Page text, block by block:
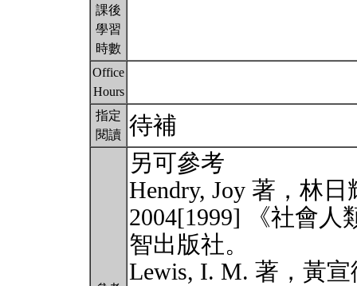
課後
學習
時數
Office
Hours
指定
閱讀 待補
另可參考
Hendry, Joy 著，林
2004[1999] 《社會
智出版社。
Lewis, I. M. 著，黃